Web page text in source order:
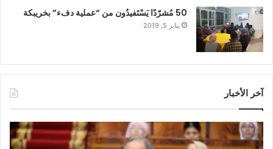
50 مُشرّدًا يَسْتَفيدُون من “عملية دفء” بخريبكة
يناير 5, 2019
آخر الأخبار